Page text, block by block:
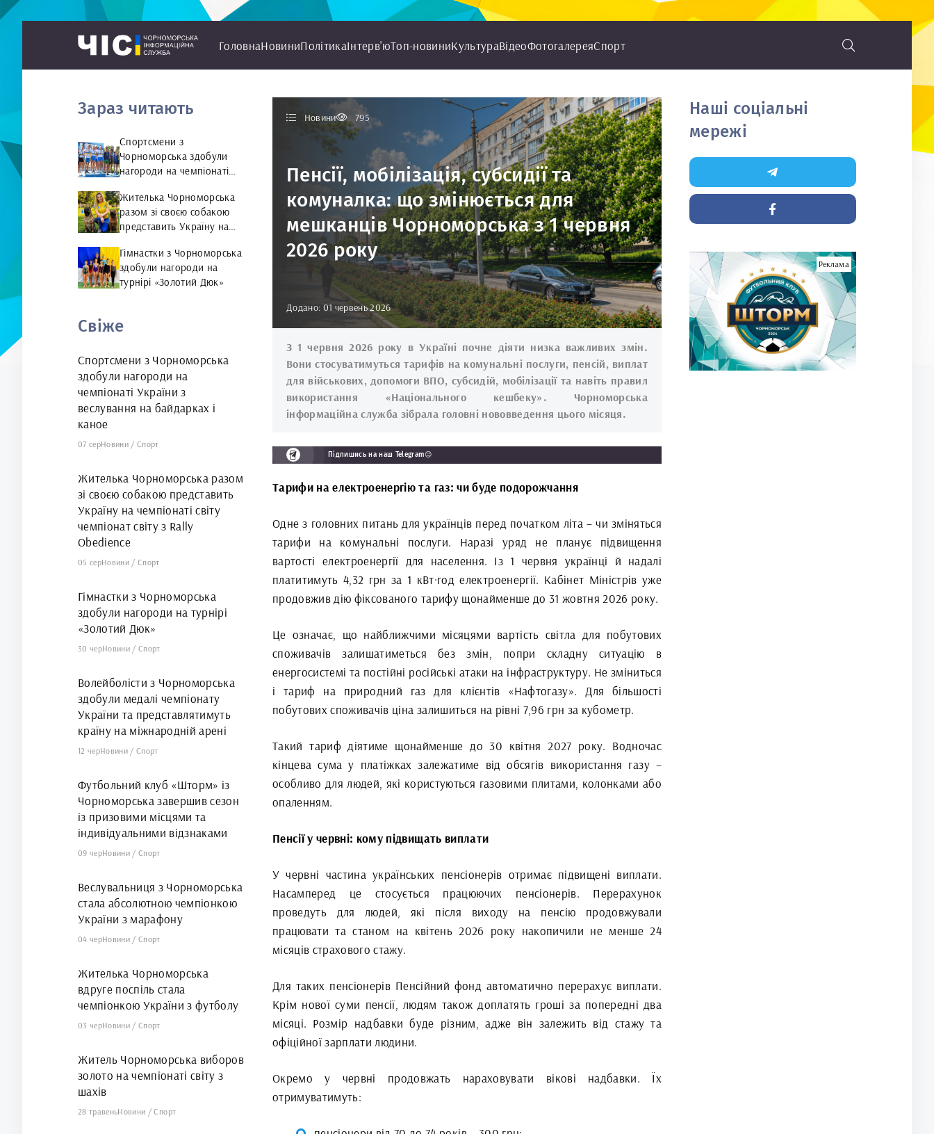
ГоловнаНовиниПолітикаІнтерв'юТоп-новиниКультураВідеоФотогалереяСпорт
Новини 795
Пенсії, мобілізація, субсидії та
комуналка: що змінюється для
мешканців Чорноморська з 1 червня
2026 року
Додано: 01 червень 2026
З 1 червня 2026 року в Україні почне діяти низка важливих змін.
Вони стосуватимуться тарифів на комунальні послуги, пенсій, виплат
для військових, допомоги ВПО, субсидій, мобілізації та навіть правил
використання «Національного кешбеку». Чорноморська
інформаційна служба зібрала головні нововведення цього місяця.
Підпишись на наш Telegram😉
Тарифи на електроенергію та газ: чи буде подорожчання
Одне з головних питань для українців перед початком літа – чи зміняться
тарифи на комунальні послуги. Наразі уряд не планує підвищення
вартості електроенергії для населення. Із 1 червня українці й надалі
платитимуть 4,32 грн за 1 кВт·год електроенергії. Кабінет Міністрів уже
продовжив дію фіксованого тарифу щонайменше до 31 жовтня 2026 року.
Це означає, що найближчими місяцями вартість світла для побутових
споживачів залишатиметься без змін, попри складну ситуацію в
енергосистемі та постійні російські атаки на інфраструктуру. Не зміниться
і тариф на природний газ для клієнтів «Нафтогазу». Для більшості
побутових споживачів ціна залишиться на рівні 7,96 грн за кубометр.
Такий тариф діятиме щонайменше до 30 квітня 2027 року. Водночас
кінцева сума у платіжках залежатиме від обсягів використання газу –
особливо для людей, які користуються газовими плитами, колонками або
опаленням.
Пенсії у червні: кому підвищать виплати
У червні частина українських пенсіонерів отримає підвищені виплати.
Насамперед це стосується працюючих пенсіонерів. Перерахунок
проведуть для людей, які після виходу на пенсію продовжували
працювати та станом на квітень 2026 року накопичили не менше 24
місяців страхового стажу.
Для таких пенсіонерів Пенсійний фонд автоматично перерахує виплати.
Крім нової суми пенсії, людям також доплатять гроші за попередні два
місяці. Розмір надбавки буде різним, адже він залежить від стажу та
офіційної зарплати людини.
Окремо у червні продовжать нараховувати вікові надбавки. Їх
отримуватимуть:
Зараз читають
Спортсмени з
Чорноморська здобули
нагороди на чемпіонаті
байдарках і каное
Жителька Чорноморська
разом зі своєю собакою
представить Україну на
світу з Rally Obedience
Гімнастки з Чорноморська
здобули нагороди на
турнірі «Золотий Дюк»
Свіже
Спортсмени з Чорноморська
здобули нагороди на
чемпіонаті України з
веслування на байдарках і
каное
07 серНовини /Спорт
Жителька Чорноморська разом
зі своєю собакою представить
Україну на чемпіонаті світу
чемпіонат світу з Rally
Obedience
05 серНовини /Спорт
Гімнастки з Чорноморська
здобули нагороди на турнірі
«Золотий Дюк»
30 черНовини /Спорт
Волейболісти з Чорноморська
здобули медалі чемпіонату
України та представлятимуть
країну на міжнародній арені
12 черНовини /Спорт
Футбольний клуб «Шторм» із
Чорноморська завершив сезон
із призовими місцями та
індивідуальними відзнаками
09 черНовини /Спорт
Веслувальниця з Чорноморська
стала абсолютною чемпіонкою
України з марафону
04 черНовини /Спорт
Жителька Чорноморська
вдруге поспіль стала
чемпіонкою України з футболу
03 черНовини /Спорт
Житель Чорноморська виборов
золото на чемпіонаті світу з
шахів
28 травеньНовини /Спорт
Наші соціальні
мережі
Реклама